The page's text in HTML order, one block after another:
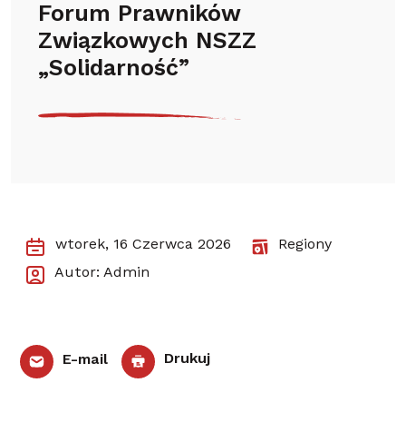
Forum Prawników
Związkowych NSZZ
„Solidarność”
wtorek, 16 Czerwca 2026
Regiony
Autor: Admin
E-mail Drukuj